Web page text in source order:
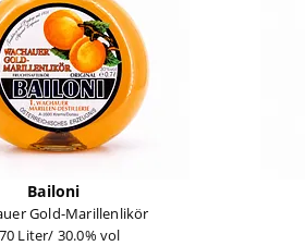
Bailoni
Gold-Marillenlikör
Liter/ 30.0% vol